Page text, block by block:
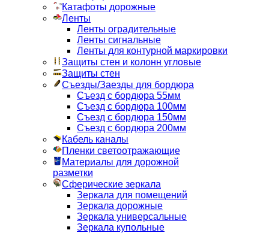
Катафоты дорожные
Ленты
Ленты оградительные
Ленты сигнальные
Ленты для контурной маркировки
Защиты стен и колонн угловые
Защиты стен
Съезды/Заезды для бордюра
Съезд с бордюра 55мм
Съезд с бордюра 100мм
Съезд с бордюра 150мм
Съезд с бордюра 200мм
Кабель каналы
Пленки светоотражающие
Материалы для дорожной
разметки
Сферические зеркала
Зеркала для помещений
Зеркала дорожные
Зеркала универсальные
Зеркала купольные